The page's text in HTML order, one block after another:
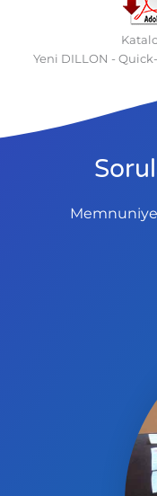
Yeni DILLON -